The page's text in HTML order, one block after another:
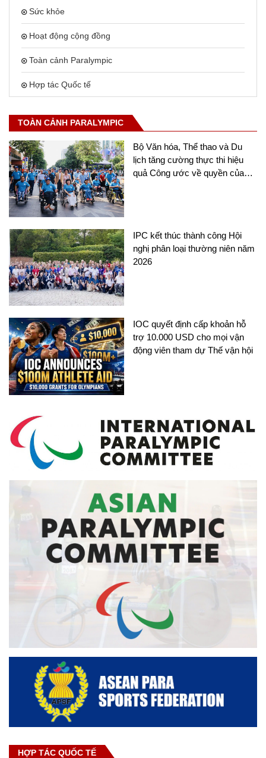
Sức khỏe
Hoạt động cộng đồng
Toàn cảnh Paralympic
Hợp tác Quốc tế
TOÀN CẢNH PARALYMPIC
Bộ Văn hóa, Thể thao và Du
lịch tăng cường thực thi hiệu
quả Công ước về quyền của
IPC kết thúc thành công Hội
nghị phân loại thường niên năm
2026
IOC quyết định cấp khoản hỗ
trợ 10.000 USD cho mọi vận
động viên tham dự Thế vận hội
HỢP TÁC QUỐC TẾ